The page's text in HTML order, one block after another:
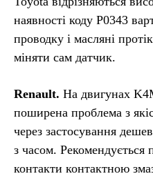
наявності коду P0343
проводку і масляні
міняти сам датчик.
Renault. На двигунах
поширена проблема з
через застосування
з часом. Рекомендується
контакти контактною